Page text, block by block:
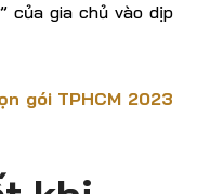
của gia chủ vào dịp
gói TPHCM 2023